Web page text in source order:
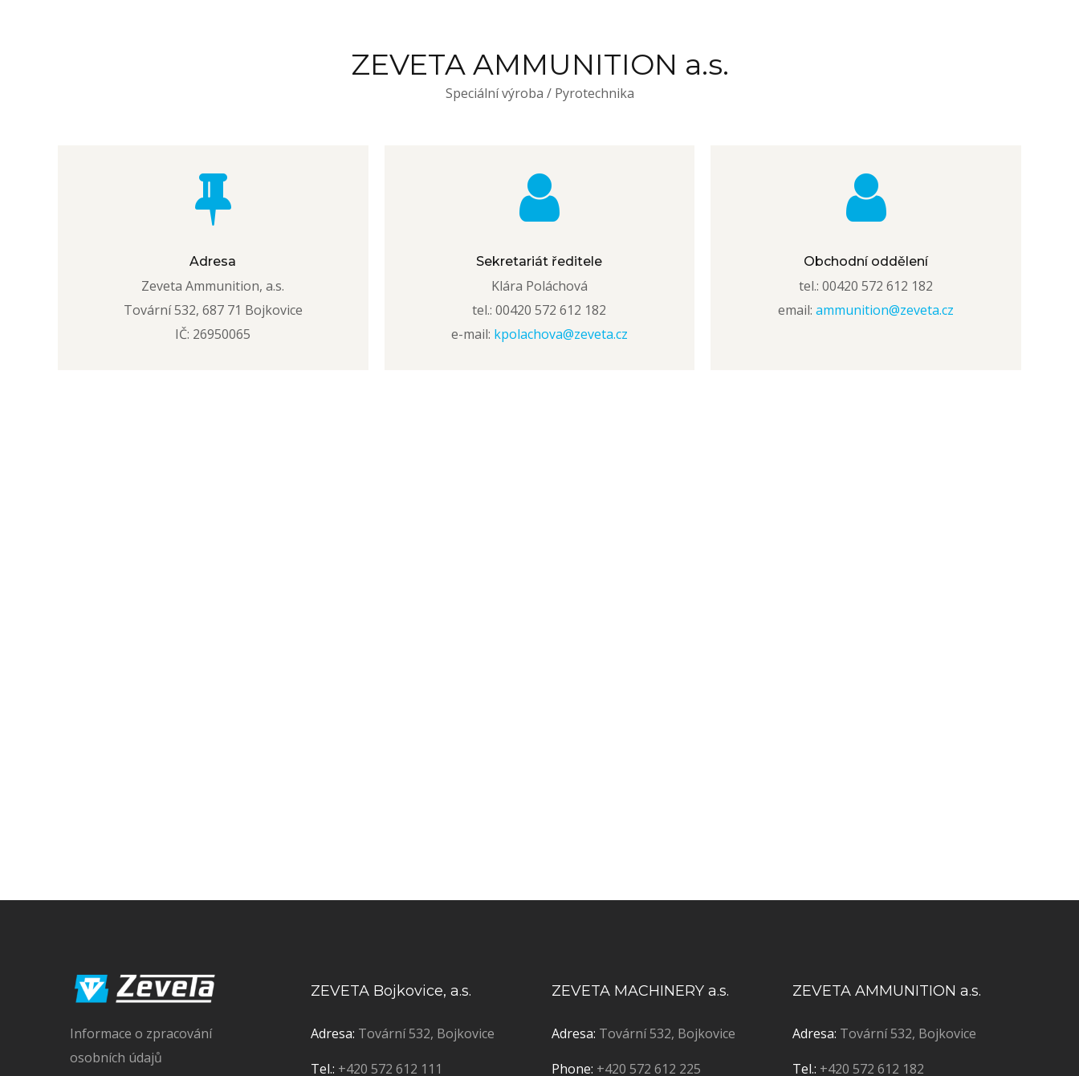
ZEVETA AMMUNITION a.s.
Speciální výroba / Pyrotechnika
Adresa
Zeveta Ammunition, a.s.
Tovární 532, 687 71 Bojkovice
IČ: 26950065
Sekretariát ředitele
Klára Poláchová
tel.: 00420 572 612 182
e-mail: kpolachova@zeveta.cz
Obchodní oddělení
tel.: 00420 572 612 182
email:ammunition@zeveta.cz
Informace o zpracování
osobních údajů
ZEVETA Bojkovice, a.s.
Adresa: Tovární 532, Bojkovice
Tel.: +420 572 612 111
ZEVETA MACHINERY a.s.
Adresa: Tovární 532, Bojkovice
Phone: +420 572 612 225
ZEVETA AMMUNITION a.s.
Adresa: Tovární 532, Bojkovice
Tel.: +420 572 612 182